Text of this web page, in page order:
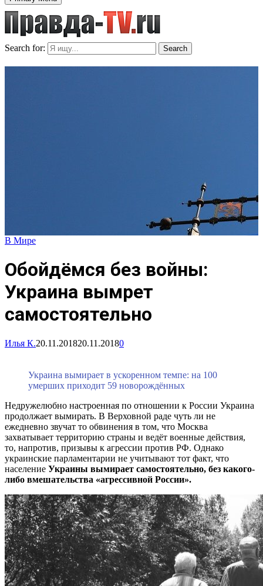
Search for: Search
В Мире
Обойдёмся без войны:
Украина вымрет
самостоятельно
Илья К.20.11.201820.11.20180
Украина вымирает в ускоренном темпе: на 100
умерших приходит 59 новорождённых
Недружелюбно настроенная по отношении к России Украина
продолжает вымирать. В Верховной раде чуть ли не
ежедневно звучат то обвинения в том, что Москва
захватывает территорию страны и ведёт военные действия,
то, напротив, призывы к агрессии против РФ. Однако
украинские парламентарии не учитывают тот факт, что
население Украины вымирает самостоятельно, без какого-
либо вмешательства «агрессивной России».